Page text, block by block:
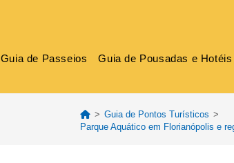
Guia de Passeios Guia de Pousadas e Hotéis
> Guia de Pontos Turísticos >
Parque Aquático em Florianópolis e